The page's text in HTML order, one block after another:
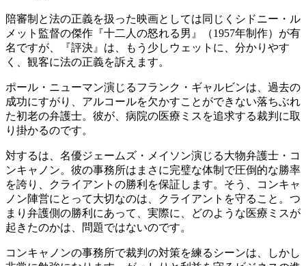
陪審制と法の正義を扱った映画としては同じくシドニー・ル
メット監督の傑作『十二人の怒れる男』（1957年制作）が有
名ですが、『評決』は、もう少しウェットに、分かりやす
く、観客に法の正義を訴えます。
ポール・ニューマン演じるフランク・ギャルビンは、過去の
成功にすがり、アルコールを欠かすことができない落ちぶれ
た初老の弁護士。彼が、病院の医療ミスを追求する裁判に取
り掛かるのです。
対するは、名優ジェームズ・メイソン演じる大物弁護士・コ
ンキャノン。彼の事務所はまさに完璧な体制で圧倒的な勝率
を誇り、クライアントの勝利を保証します。そう、コンキャ
ノン陣営にとって大切なのは、クライアントを守ること。つ
まり弁護側の勝利にあって、実際に、どのような医療ミスが
起きたのかは、問題ではないのです。
コンキャノンの事務所で裁判の対策を練るシーンは、しかし